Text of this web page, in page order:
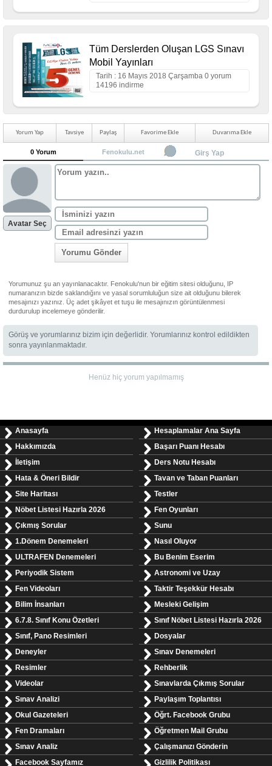
Tüm Derslerden Oluşan LGS Sınavı
Mobil Yayınları
Tarih : 16 Mayıs 2018 Çarşamba 0 yorum
14196 indirme
Yorum Yap Tavsiye Paylaş Favorime Ekle Duvarıma Ekle
0 Yorum Fenokulu.net Girş Yap
Avatar Seç
Yorumu Gönder
Yorumunuz şu an yayınlanacaktır. Fenokulu'nun bir eğitim sitesi olduğunu, IP
numaranızın bizde saklandığını ve yasal sorumluluğun size ait olduğunu bilerek
mesajınızı yazınız. Üç adet şikâyet et tuşu ile mesajınızın görüntülenmesi
durdurulup incelemeye gönderilir.
Görüş ve yorumlarınız bizim için değerlidir. Yorumlarınız kontrol edildikten
sonra yayınlanmaktadır.
Henüz hiç yorum yapılmamış
Anasayfa
Hakkımızda
İletişim
Hata & Öneri Bildir
Site Haritası
Nöbet Listesi Hazırla 2026
Çıkmış Sorular
1.Dönem Denemeleri
ULTRAFEN Denemeleri
Periyodik Sistem
Fen Videoları
Bilim İnsanları
6.7.8. Sınıf Konu Özetleri
Sınıf, Pano Resimleri
Deneyler
Resimler
Videolar
Sınav Analizi
Okul Gazeteleri
Fen Dramaları
Sınav Analiz
Facebook Sayfamız
Hesaplamalar Ana Sayfa
Başarı Puanı Hesabı
Ders Notu Hesabı
Tavan ve Taban Puanları
Testler
Fen Oyunları
Sunu
Nasıl Oluyor
Bu Benim Eserim
Astronomi ve Uzay
Taktir Teşekkür Hesabı
Mesleki Gelişim
Sınıf Nöbet Listesi Hazırla 2026
Dosyalar
Sınav Denemeleri
Rehberlik
Sınavlarda Çıkmış Sorular
Paylaşım Toplantısı
Öğrt. Facebook Grubu
Öğretmen Mail Grubu
Çalışmanızı Gönderin
Gizlilik Politikası